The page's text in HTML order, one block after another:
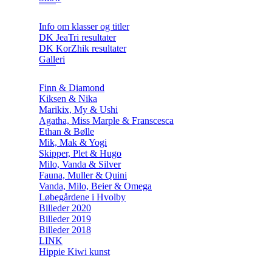
Info om klasser og titler
DK JeaTri resultater
DK KorZhik resultater
Galleri
Finn & Diamond
Kiksen & Nika
Marikix, My & Ushi
Agatha, Miss Marple & Franscesca
Ethan & Bølle
Mik, Mak & Yogi
Skipper, Plet & Hugo
Milo, Vanda & Silver
Fauna, Muller & Quini
Vanda, Milo, Beier & Omega
Løbegårdene i Hvolby
Billeder 2020
Billeder 2019
Billeder 2018
LINK
Hippie Kiwi kunst